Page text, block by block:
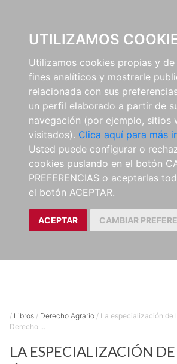
UTILIZAMOS
Utilizamos cookies propias y
fines analíticos y mostrarle
relacionada con sus
un perfil elaborado a partir de
navegación (por ejemplo, sitios
visitados). Clica aquí para más
Usted puede configurar o
cookies puslando en el botón
PREFERENCIAS o aceptarlas
el botón ACEPTAR.
ACEPTAR CAMBIAR
/ Libros / Derecho Agrario / La especialización de
Derecho ...
LA ESPECIALIZACIÓN DE